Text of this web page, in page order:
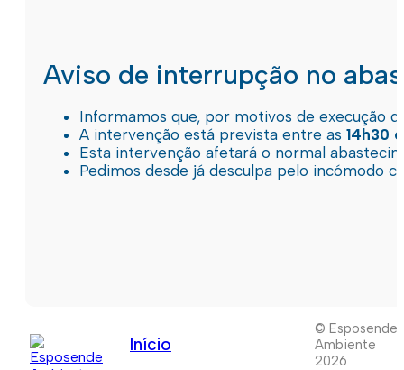
Aviso de interrupção no
Informamos que, por motivos de execução
A intervenção está prevista entre as 14h30
Esta intervenção afetará o normal
Pedimos desde já desculpa pelo incómodo
Início
© Esposende
Ambiente
2026